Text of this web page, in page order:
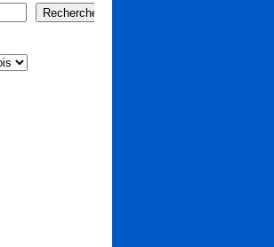
Rechercher